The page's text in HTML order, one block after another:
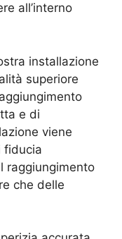
all’interno
installazione
superiore
e di
viene
fiducia
raggiungimento
che delle